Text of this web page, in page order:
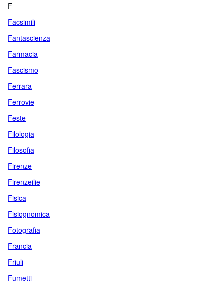
F
Facsimili
Fantascienza
Farmacia
Fascismo
Ferrara
Ferrovie
Feste
Filologia
Filosofia
Firenze
Firenzeilie
Fisica
Fisiognomica
Fotografia
Francia
Friuli
Fumetti